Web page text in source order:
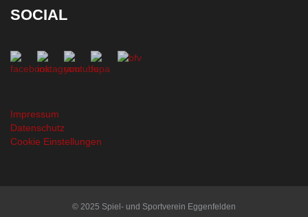
SOCIAL
Impressum
Datenschutz
Cookie Einstellungen
© 2025 Spiel- und Sportverein Eggenfelden